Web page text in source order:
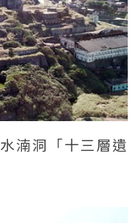
湳洞「十三層遺